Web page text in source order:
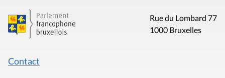
Rue du Lombard 77
1000 Bruxelles
Contact